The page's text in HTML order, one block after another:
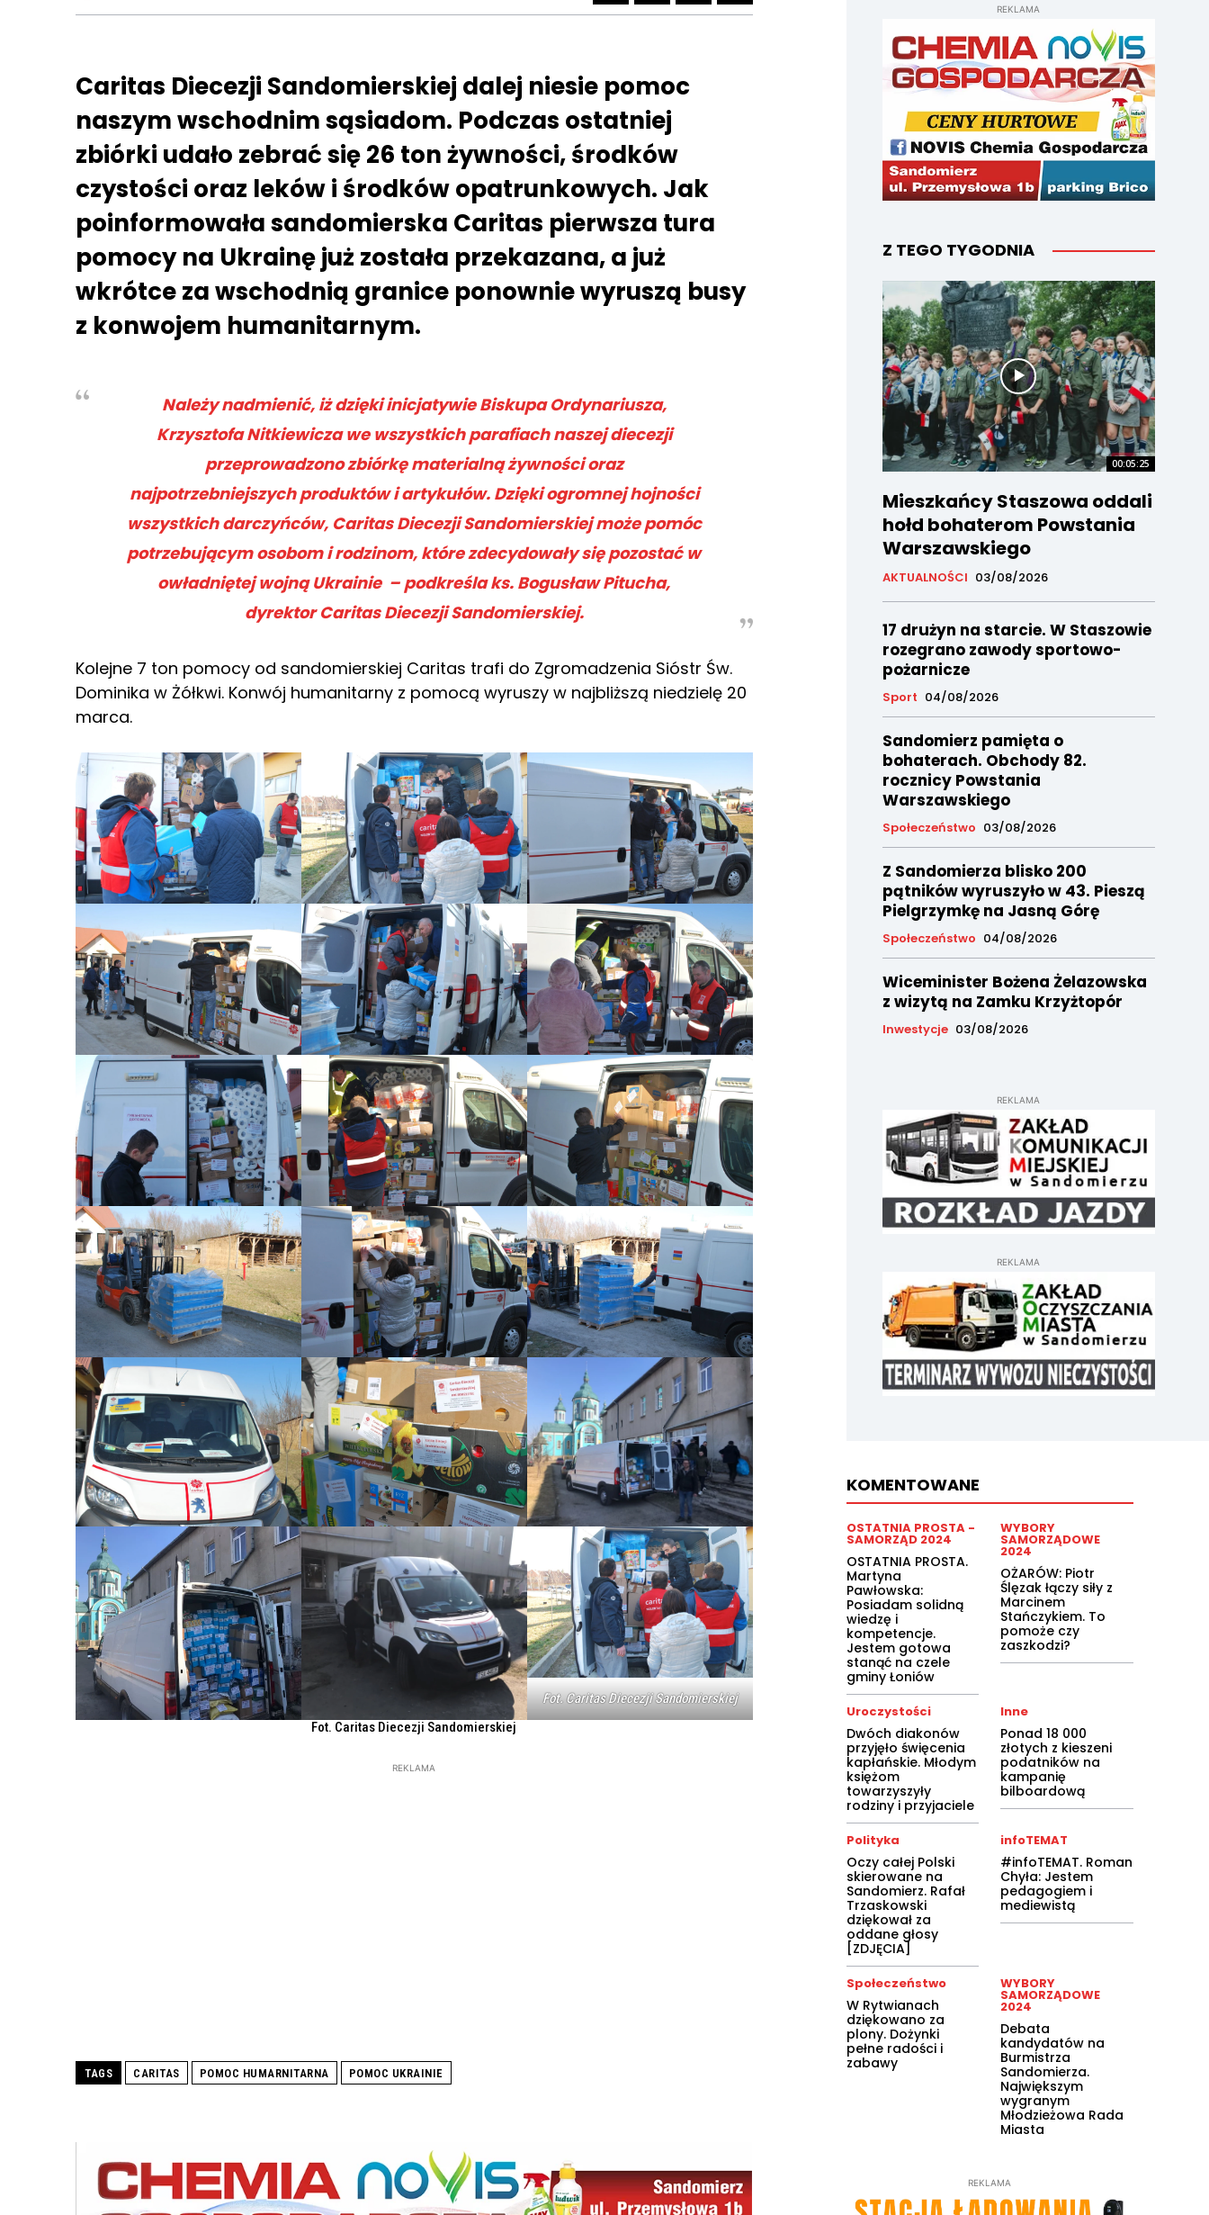
Caritas Diecezji Sandomierskiej dalej niesie pomoc
naszym wschodnim sąsiadom. Podczas ostatniej
zbiórki udało zebrać się 26 ton żywności, środków
czystości oraz leków i środków opatrunkowych. Jak
poinformowała sandomierska Caritas pierwsza tura
pomocy na Ukrainę już została przekazana, a już
wkrótce za wschodnią granice ponownie wyruszą busy
z konwojem humanitarnym.
Należy nadmienić, iż dzięki inicjatywie Biskupa Ordynariusza,
Krzysztofa Nitkiewicza we wszystkich parafiach naszej diecezji
przeprowadzono zbiórkę materialną żywności oraz
najpotrzebniejszych produktów i artykułów. Dzięki ogromnej hojności
wszystkich darczyńców, Caritas Diecezji Sandomierskiej może pomóc
potrzebującym osobom i rodzinom, które zdecydowały się pozostać w
owładniętej wojną Ukrainie – podkreśla ks. Bogusław Pitucha,
dyrektor Caritas Diecezji Sandomierskiej.
Kolejne 7 ton pomocy od sandomierskiej Caritas trafi do Zgromadzenia Sióstr Św.
Dominika w Żółkwi. Konwój humanitarny z pomocą wyruszy w najbliższą niedzielę 20
marca.
Fot. Caritas Diecezji Sandomierskiej
Fot. Caritas Diecezji Sandomierskiej
REKLAMA
TAGS CARITAS POMOC HUMARNITARNA POMOC UKRAINIE
REKLAMA
Z TEGO TYGODNIA
00:05:25
Mieszkańcy Staszowa oddali
hołd bohaterom Powstania
Warszawskiego
AKTUALNOŚCI 03/08/2026
17 drużyn na starcie. W Staszowie
rozegrano zawody sportowo-
pożarnicze
Sport 04/08/2026
Sandomierz pamięta o
bohaterach. Obchody 82.
rocznicy Powstania
Warszawskiego
Społeczeństwo 03/08/2026
Z Sandomierza blisko 200
pątników wyruszyło w 43. Pieszą
Pielgrzymkę na Jasną Górę
Społeczeństwo 04/08/2026
Wiceminister Bożena Żelazowska
z wizytą na Zamku Krzyżtopór
Inwestycje 03/08/2026
REKLAMA
REKLAMA
KOMENTOWANE
OSTATNIA PROSTA -
SAMORZĄD 2024
OSTATNIA PROSTA.
Martyna
Pawłowska:
Posiadam solidną
wiedzę i
kompetencje.
Jestem gotowa
stanąć na czele
gminy Łoniów
WYBORY
SAMORZĄDOWE
2024
OŻARÓW: Piotr
Ślęzak łączy siły z
Marcinem
Stańczykiem. To
pomoże czy
zaszkodzi?
Uroczystości
Dwóch diakonów
przyjęło święcenia
kapłańskie. Młodym
księżom
towarzyszyły
rodziny i przyjaciele
Inne
Ponad 18 000
złotych z kieszeni
podatników na
kampanię
bilboardową
Polityka
Oczy całej Polski
skierowane na
Sandomierz. Rafał
Trzaskowski
dziękował za
oddane głosy
[ZDJĘCIA]
infoTEMAT
#infoTEMAT. Roman
Chyła: Jestem
pedagogiem i
mediewistą
Społeczeństwo
W Rytwianach
dziękowano za
plony. Dożynki
pełne radości i
zabawy
WYBORY
SAMORZĄDOWE
2024
Debata
kandydatów na
Burmistrza
Sandomierza.
Największym
wygranym
Młodzieżowa Rada
Miasta
REKLAMA